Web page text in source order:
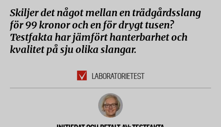
Skiljer det något mellan en trädgårdsslang
för 99 kronor och en för drygt tusen?
Testfakta har jämfört hanterbarhet och
kvalitet på sju olika slangar.
LABORATORIETEST